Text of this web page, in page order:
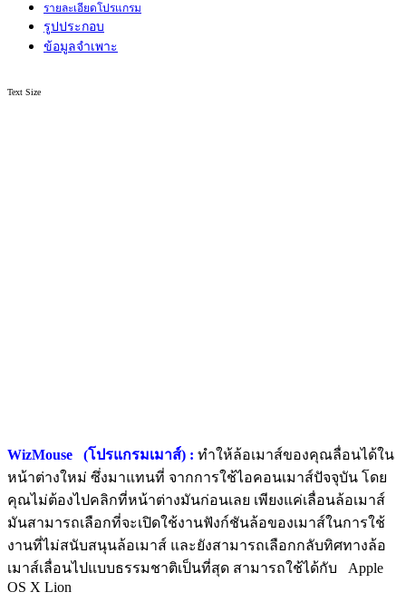
รายละเอียดโปรแกรม
รูปประกอบ
ข้อมูลจำเพาะ
Text Size
WizMouse (โปรแกรมเมาส์) : ทำให้ล้อเมาส์ของคุณลื่อนได้ใน
หน้าต่างใหม่ ซึ่งมาแทนที่ จากการใช้ไอคอนเมาส์ปัจจุบัน โดย
คุณไม่ต้องไปคลิกที่หน้าต่างมันก่อนเลย เพียงแค่เลื่อนล้อเมาส์
มันสามารถเลือกที่จะเปิดใช้งานฟังก์ชันล้อของเมาส์ในการใช้
งานที่ไม่สนับสนุนล้อเมาส์ และยังสามารถเลือกกลับทิศทางล้อ
เมาส์เลื่อนไปแบบธรรมชาติเป็นที่สุด สามารถใช้ได้กับ Apple
OS X Lion